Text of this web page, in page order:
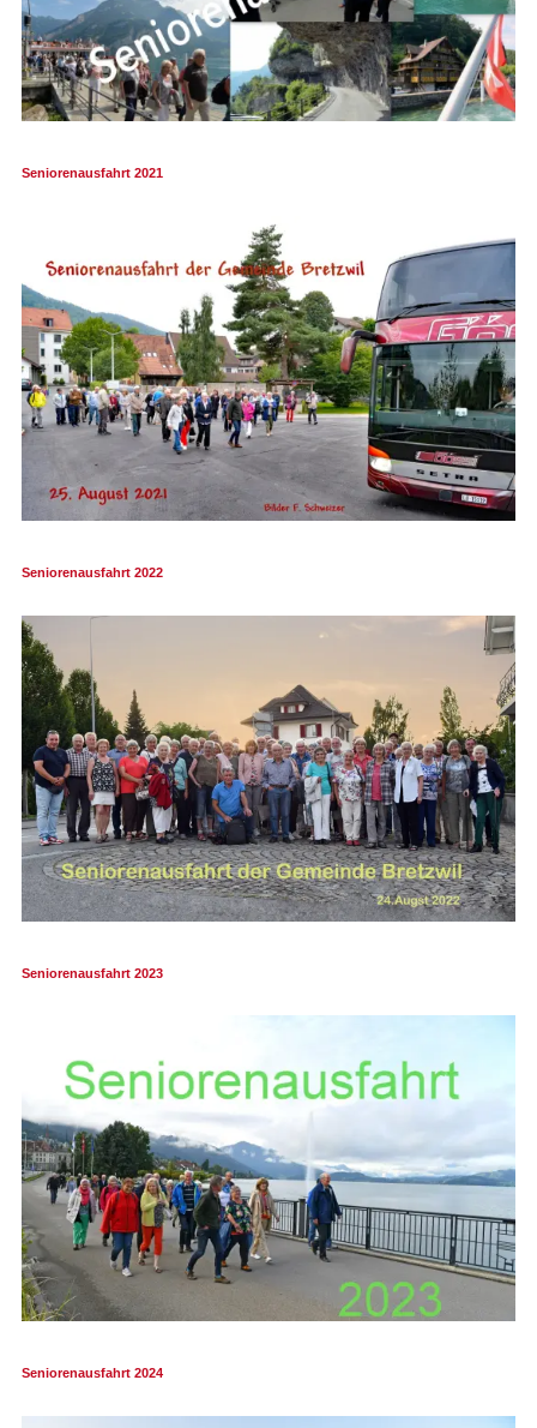
Seniorenausfahrt 2021
Seniorenausfahrt 2022
Seniorenausfahrt 2023
Seniorenausfahrt 2024